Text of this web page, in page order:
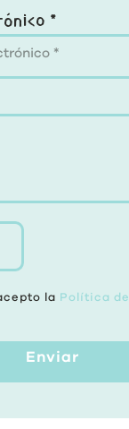
*
la Política de
Enviar